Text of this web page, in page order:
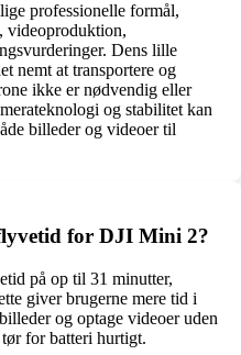
professionelle formål,
videoproduktion,
Dens lille
nemt at transportere og
ikke er nødvendig eller
og stabilitet kan
billeder og videoer til
for DJI Mini 2?
på op til 31 minutter,
giver brugerne mere tid i
og optage videoer uden
for batteri hurtigt.